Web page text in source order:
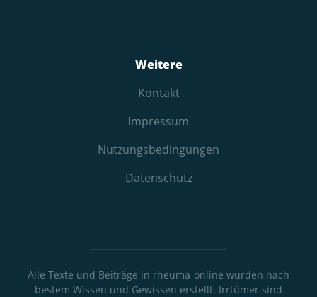
Weitere
Kontakt
Impressum
Nutzungs­bedingungen
Datenschutz
Alle Texte und Beiträge in rheuma-online wurden nach
bestem Wissen und Gewissen erstellt. Irrtümer sind